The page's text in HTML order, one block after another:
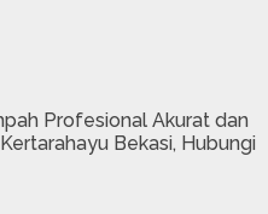
Profesional Akurat dan
Bekasi, Hubungi